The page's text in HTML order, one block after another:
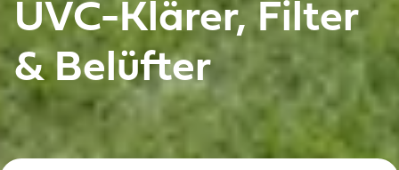
UVC-Klärer, Filter
& Belüfter